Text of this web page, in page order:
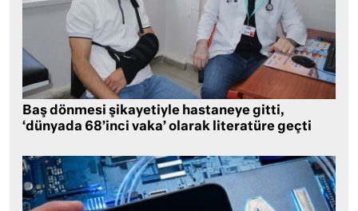
Baş dönmesi şikayetiyle hastaneye gitti,
‘dünyada 68’inci vaka’ olarak literatüre geçti